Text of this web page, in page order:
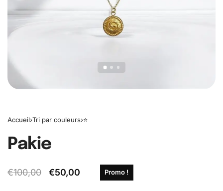
Accueil›Tri par couleurs›⭐️
Pakie
€100,00 €50,00 Promo !